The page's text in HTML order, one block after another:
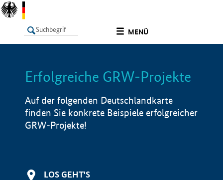
MENÜ
LISTE Info
Erfolgreiche GRW-Projekte
Auf der folgenden Deutschlandkarte
finden Sie konkrete Beispiele erfolgreicher
GRW-Projekte!
LOS GEHT'S